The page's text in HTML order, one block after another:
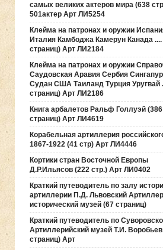
самых великих актеров мира (638
501актер Арт ЛИ5254
Клейма на патронах и оружии
Италия Камбоджа Камерун Канада ....
страниц) Арт ЛИ2184
Клейма на патронах и оружии
Саудовская Аравия Сербия
Судан США Таиланд Турция Уругвай
страниц) Арт ЛИ2186
Книга арбалетов Ральф Голлуэй (386
страниц) Арт ЛИ4619
Корабельная артиллерия
1867-1922 (41 стр) Арт ЛИ4446
Кортики стран Восточной Европы
Д.Р.Ильясов (222 стр.) Арт ЛИ0402
Краткий путеводитель по залу
артиллерии П.Д. Львовский
исторический музей (67 страниц)
Краткий путеводитель по
Артиллерийский музей Т.И.
страниц) Арт